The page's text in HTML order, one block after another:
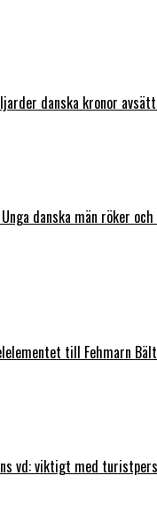
danska kronor
danska män röker
till Fehmarn
vd: viktigt med